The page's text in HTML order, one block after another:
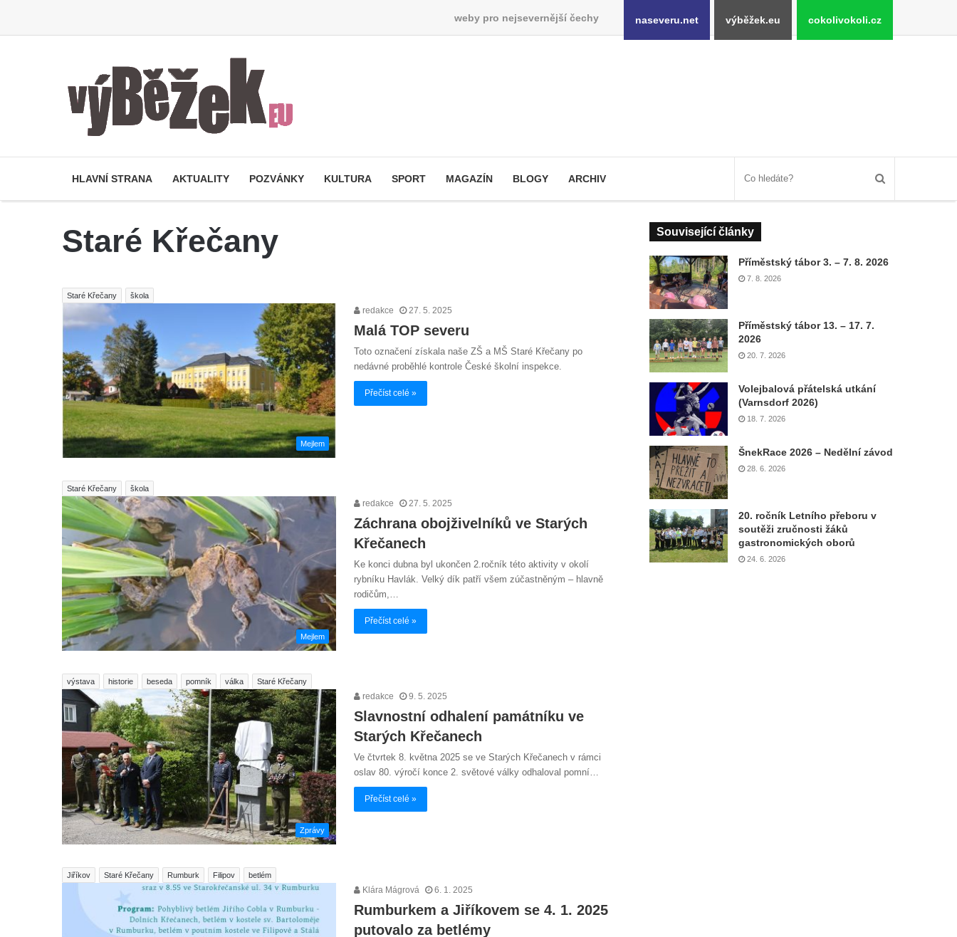
weby pro nejsevernější čechy naseveru.net výběžek.eu cokolivokoli.cz
HLAVNÍ STRANA AKTUALITY POZVÁNKY KULTURA SPORT MAGAZÍN BLOGY ARCHIV
Staré Křečany
Staré Křečany škola
Mejlem
redakce 27. 5. 2025
Malá TOP severu
Toto označení získala naše ZŠ a MŠ Staré Křečany po
nedávné proběhlé kontrole České školní inspekce.
Přečíst celé »
Staré Křečany škola
Mejlem
redakce 27. 5. 2025
Záchrana obojživelníků ve Starých
Křečanech
Ke konci dubna byl ukončen 2.ročník této aktivity v okolí
rybníku Havlák. Velký dík patří všem zúčastněným – hlavně
rodičům,…
Přečíst celé »
výstava historie beseda pomník válka Staré Křečany
Zprávy
redakce 9. 5. 2025
Slavnostní odhalení památníku ve
Starých Křečanech
Ve čtvrtek 8. května 2025 se ve Starých Křečanech v rámci
oslav 80. výročí konce 2. světové války odhaloval pomní…
Přečíst celé »
Jiříkov Staré Křečany Rumburk Filipov betlém
Klára Mágrová 6. 1. 2025
Rumburkem a Jiříkovem se 4. 1. 2025
putovalo za betlémy
Související články
Příměstský tábor 3. – 7. 8. 2026
7. 8. 2026
Příměstský tábor 13. – 17. 7.
2026
20. 7. 2026
Volejbalová přátelská utkání
(Varnsdorf 2026)
18. 7. 2026
ŠnekRace 2026 – Nedělní závod
28. 6. 2026
20. ročník Letního přeboru v
soutěži zručnosti žáků
gastronomických oborů
24. 6. 2026